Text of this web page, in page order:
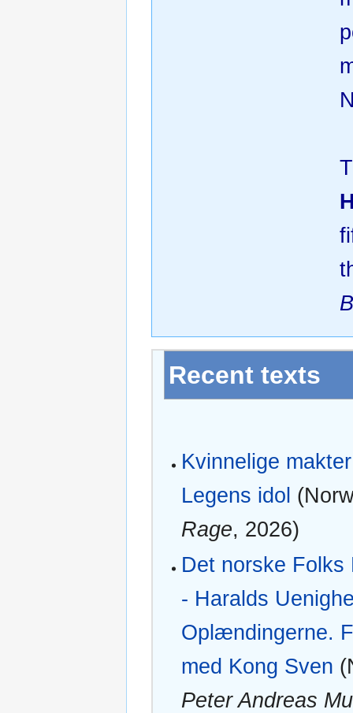
Recent texts
Kvinnelige
Legens idol
Rage, 2026)
Det norske Folks
- Haralds
Oplændingerne.
med Kong Sven
Peter Andreas